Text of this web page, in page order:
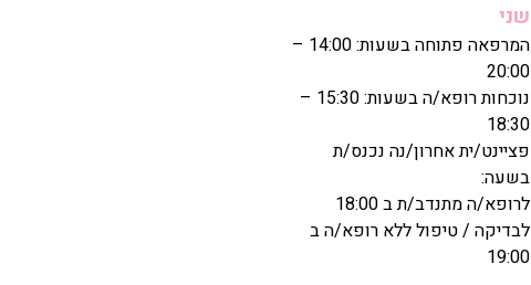
שני
המרפאה פתוחה בשעות: 14:00 –
20:00
נוכחות רופא/ה בשעות: 15:30 –
18:30
פציינט/ית אחרון/נה נכנס/ת
בשעה:
לרופא/ה מתנדב/ת ב 18:00
לבדיקה / טיפול ללא רופא/ה ב
19:00